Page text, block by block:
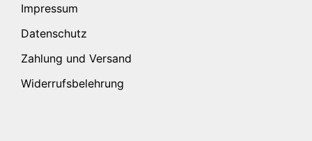
Impressum
Datenschutz
Zahlung und Versand
Widerrufsbelehrung